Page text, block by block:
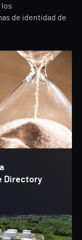
los
de identidad de
Directory